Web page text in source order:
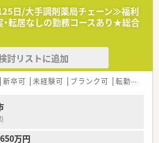
なe-ラーニングを導入、会社指定の研修・
ートも内容についての研修、プレゼンにつ
ポート体制有
・自宅からの通勤範囲、ライフプランに応じ
宜変更も可能です）
メ＞
のご就業をお考えの方
わせください！
イメージ】
合わせた丁寧な導入研修が用意されてい
態からでもプロへ成長できます。
めるだけでなく、管理薬剤師や本部の専門
キャリアの道が広がっています。
する豊富な専門職手当が設けられており、
の将来像を描くことが可能です。
】
から650万円となっており、選択される勤
ご経験により変動します。
最高500万円を目指すことができ、全国転
日/大手調剤薬局チェーン≫福利
・転居なしの勤務コースあり★総合
討リストに追加
新卒可 未経験可 ブランク可 転勤なし
万円